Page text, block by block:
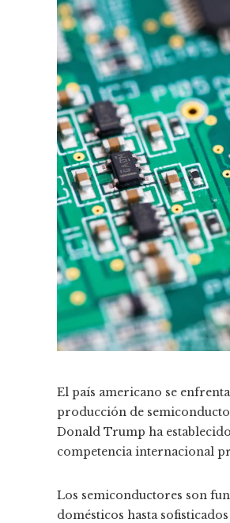
​El país americano se
producción de
Donald Trump ha
competencia internacional
Los semiconductores son
domésticos hasta